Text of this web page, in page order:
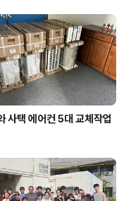
사택 에어컨 5대 교체작업